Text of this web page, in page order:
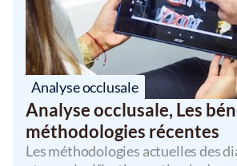
Analyse occlusale, Les
méthodologies récentes
Analyse occlusale
Les méthodologies actuelles des